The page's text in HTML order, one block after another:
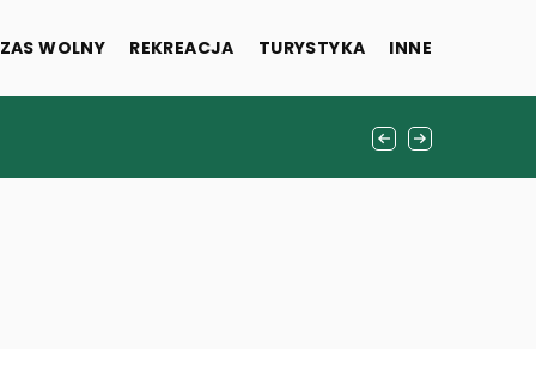
WOLNY REKREACJA TURYSTYKA INNE